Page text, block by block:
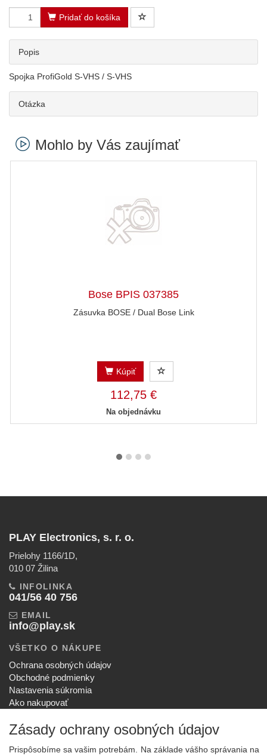
Pridať do košíka
Popis
Spojka ProfiGold S-VHS / S-VHS
Otázka
Mohlo by Vás zaujímať
Bose BPIS 037385
Zásuvka BOSE / Dual Bose Link
Kúpiť
112,75 €
Na objednávku
PLAY Electronics, s. r. o.
Prielohy 1166/1D,
010 07 Žilina
INFOLINKA
041/56 40 756
EMAIL
info@play.sk
VŠETKO O NÁKUPE
Ochrana osobných údajov
Obchodné podmienky
Nastavenia súkromia
Ako nakupovať
SPOLOČNOSŤ
O nás
Zásady ochrany osobných údajov
Prispôsobíme sa vašim potrebám. Na základe vášho správania na